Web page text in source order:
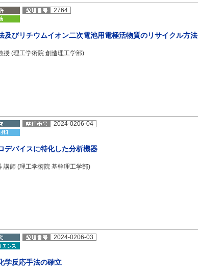
2764
及びリチウムイオン二次電池用電極活物質のリサイクル方法
授 (理工学術院 創造理工学部)
2024-0206-04
デバイスに特化した分析機器
講師 (理工学術院 基幹理工学部)
2024-0206-03
学反応⼿法の確⽴